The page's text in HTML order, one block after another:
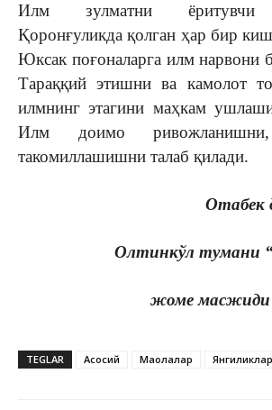
Илм зулматни ёритувчи
Қоронғуликда қолган ҳар бир
Юксак поғоналарга илм нарвони
Тараққий этишни ва камолот
илмнинг этагини маҳкам
Илм доимо
такомиллашишни талаб қилади.
Отабек
Олтинкўл тумани
жоме
TEGLAR Асосий Мақолалар Янгиликлар